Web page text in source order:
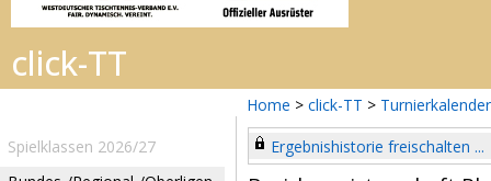
Home > click-TT > Turnierkalender
Spielklassen 2026/27
Ergebnishistorie freischalten ...